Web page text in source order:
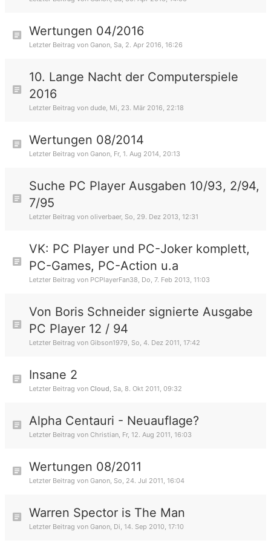
Wertungen 04/2016
Letzter Beitrag von Ganon, Sa, 2. Apr 2016, 16:26
10. Lange Nacht der Computerspiele
2016
Letzter Beitrag von dude, Mi, 23. Mär 2016, 22:18
Wertungen 08/2014
Letzter Beitrag von Ganon, Fr, 1. Aug 2014, 20:13
Suche PC Player Ausgaben 10/93, 2/94,
7/95
Letzter Beitrag von oliverbaer, So, 29. Dez 2013, 12:31
VK: PC Player und PC-Joker komplett,
PC-Games, PC-Action u.a
Letzter Beitrag von PCPlayerFan38, Do, 7. Feb 2013, 11:03
Von Boris Schneider signierte Ausgabe
PC Player 12 / 94
Letzter Beitrag von Gibson1979, So, 4. Dez 2011, 17:42
Insane 2
Letzter Beitrag von Cloud, Sa, 8. Okt 2011, 09:32
Alpha Centauri - Neuauflage?
Letzter Beitrag von Christian, Fr, 12. Aug 2011, 16:03
Wertungen 08/2011
Letzter Beitrag von Ganon, So, 24. Jul 2011, 16:04
Warren Spector is The Man
Letzter Beitrag von Ganon, Di, 14. Sep 2010, 17:10